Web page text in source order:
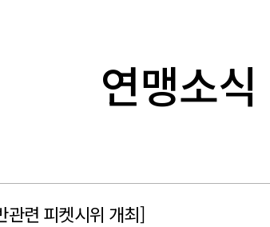
연맹소식
관련 피켓시위 개최]